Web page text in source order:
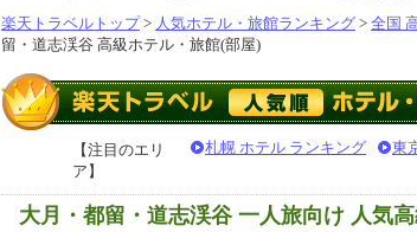
楽天トラベルトップ> 人気ホテル・旅館ランキング > 全国
留・道志渓谷 高級ホテル・旅館(部屋)
【注目のエリ
ア】
札幌 ホテル ランキング 東
大月・都留・道志渓谷 一人旅向け 人気